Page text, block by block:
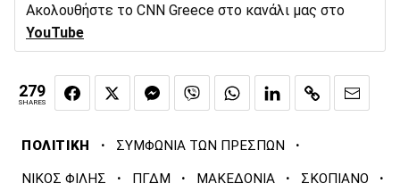
Ακολουθήστε το CNN Greece στο κανάλι μας στο
YouTube
279
SHARES
ΠΟΛΙΤΙΚΗ · ΣΥΜΦΩΝΙΑ ΤΩΝ ΠΡΕΣΠΩΝ ·
ΝΙΚΟΣ ΦΙΛΗΣ · ΠΓΔΜ · ΜΑΚΕΔΟΝΙΑ · ΣΚΟΠΙΑΝΟ ·